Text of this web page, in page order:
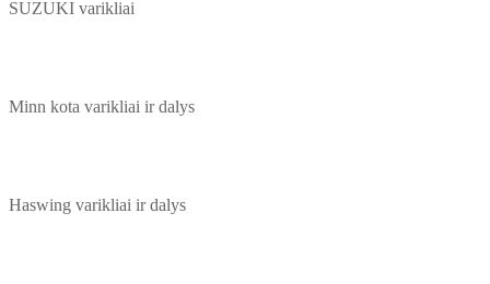
SUZUKI varikliai
Minn kota varikliai ir dalys
Haswing varikliai ir dalys